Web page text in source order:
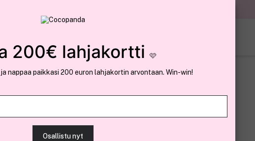
Kocostar
Waffle Mask Honey 38 g
200€ lahjakortti 🩷
nappaa paikkasi 200 euron lahjakortin arvontaan. Win-win!
Osallistu nyt